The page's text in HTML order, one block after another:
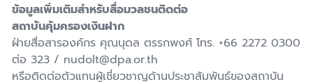
ข้อมูลเพิ่มเติมสำหรับสื่อมวลชนติดต่อ
สถาบันคุ้มครองเงินฝาก
ฝ่ายสื่อสารองค์กร คุณนุดล ตรรกพงศ์ โทร. +66 2272 0300
ต่อ 323 / nudolt@dpa.or.th
หรือติดต่อตัวแทนผู้เชี่ยวชาญด้านประชาสัมพันธ์ของสถาบัน